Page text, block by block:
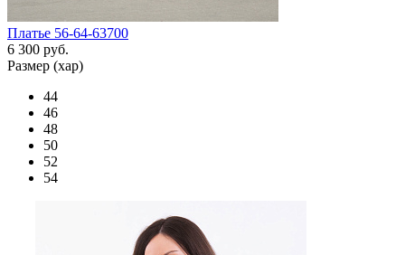
Платье 56-64-63700
6 300 руб.
Размер (хар)
44
46
48
50
52
54